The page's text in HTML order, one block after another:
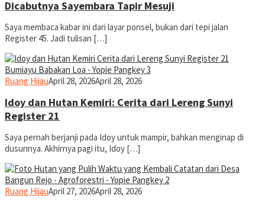
Dicabutnya Sayembara Tapir Mesuji
Saya membaca kabar ini dari layar ponsel, bukan dari tepi jalan
Register 45. Jadi tulisan […]
Ruang Hijauyopiefranz
April 28, 2026April 28, 2026
Idoy dan Hutan Kemiri: Cerita dari Lereng Sunyi
Register 21
Saya pernah berjanji pada Idoy untuk mampir, bahkan menginap di
dusunnya. Akhirnya pagi itu, Idoy […]
Ruang Hijauyopiefranz
April 27, 2026April 28, 2026